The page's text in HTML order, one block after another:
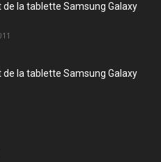
la tablette Samsung Galaxy
la tablette Samsung Galaxy